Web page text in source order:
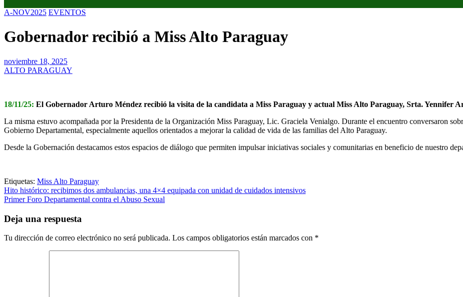
A-NOV2025 EVENTOS
Gobernador recibió a Miss Alto Paraguay
noviembre 18, 2025
ALTO PARAGUAY
18/11/25: El Gobernador Arturo Méndez recibió la visita de la candidata a Miss Paraguay y actual Miss Alto Paraguay, Srta. Yennifer
La misma estuvo acompañada por la Presidenta de la Organización Miss Paraguay, Lic. Graciela Venialgo. Durante el encuentro conversaron
Gobierno Departamental, especialmente aquellos orientados a mejorar la calidad de vida de las familias del Alto Paraguay.
Desde la Gobernación destacamos estos espacios de diálogo que permiten impulsar iniciativas sociales y comunitarias en beneficio de nuestro
Etiquetas: Miss Alto Paraguay
Navegación
de
entradas
Hito histórico: recibimos dos ambulancias, una 4×4 equipada con unidad de cuidados intensivos
Primer Foro Departamental contra el Abuso Sexual
Deja una respuesta
Tu dirección de correo electrónico no será publicada. Los campos obligatorios están marcados con *